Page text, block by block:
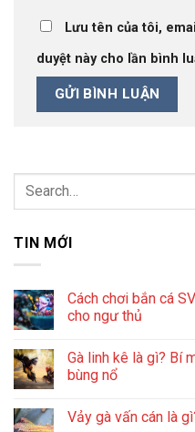
Lưu tên của tôi,
duyệt này cho lần bình
TIN MỚI
Cách chơi bắn cá
cho ngư thủ
Gà linh kê là gì? Bí
bùng nổ
Vảy gà vấn cán là